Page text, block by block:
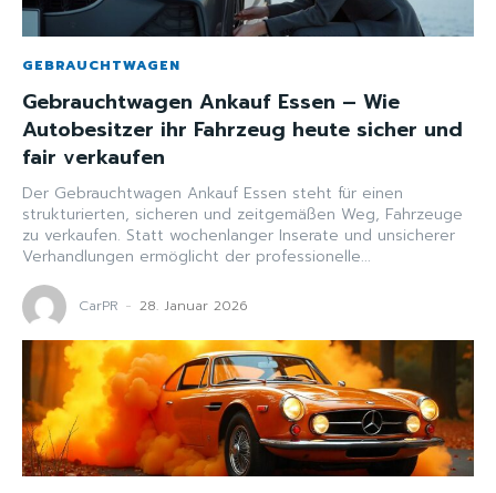
GEBRAUCHTWAGEN
Gebrauchtwagen Ankauf Essen – Wie
Autobesitzer ihr Fahrzeug heute sicher und
fair verkaufen
Der Gebrauchtwagen Ankauf Essen steht für einen
strukturierten, sicheren und zeitgemäßen Weg, Fahrzeuge
zu verkaufen. Statt wochenlanger Inserate und unsicherer
Verhandlungen ermöglicht der professionelle...
CarPR - 28. Januar 2026